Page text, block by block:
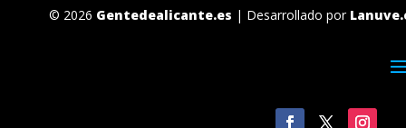
© 2026 Gentedealicante.es | Desarrollado por